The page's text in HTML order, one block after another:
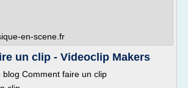
en-scene.fr
un clip - Videoclip Makers
blog Comment faire un clip